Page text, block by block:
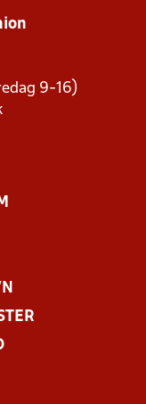
9-16)